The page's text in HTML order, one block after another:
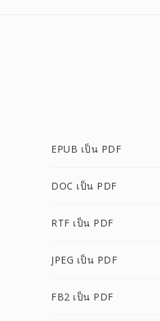
EPUB เป็น PDF
DOC เป็น PDF
RTF เป็น PDF
JPEG เป็น PDF
FB2 เป็น PDF